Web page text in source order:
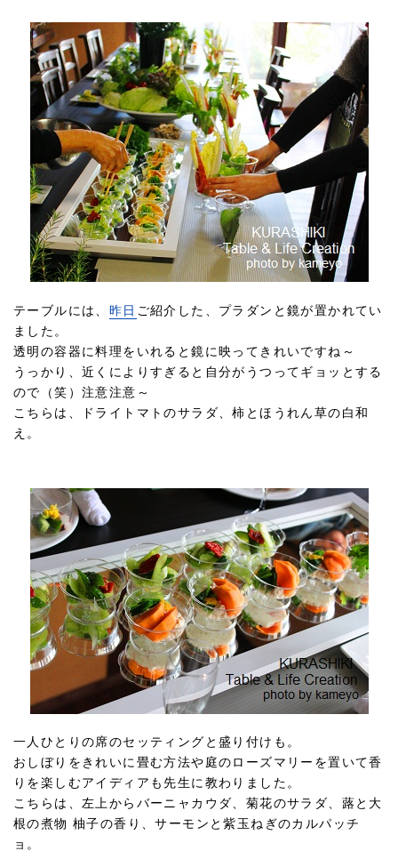
テーブルには、 昨日 ご紹介した、プラダンと鏡が置かれてい
ました。
透明の容器に料理をいれると鏡に映ってきれいですね～
うっかり、近くによりすぎると自分がうつってギョッとする
ので（笑）注意注意～
こちらは、ドライトマトのサラダ、柿とほうれん草の白和
え。
一人ひとりの席のセッティングと盛り付けも。
おしぼりをきれいに畳む方法や庭のローズマリーを置いて香
りを楽しむアイディアも先生に教わりました。
こちらは、左上からバーニャカウダ、菊花のサラダ、蕗と大
根の煮物 柚子の香り、サーモンと紫玉ねぎのカルパッチ
ョ。